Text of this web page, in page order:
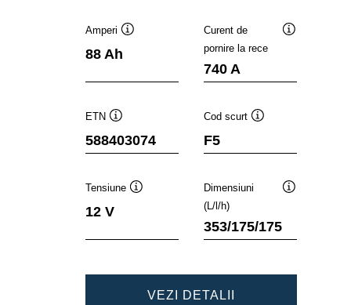
Amperi
88 Ah
Curent de
pornire la rece
740 A
ETN
588403074
Cod scurt
F5
Tensiune
12 V
Dimensiuni
(L/l/h)
353/175/175
VEZI DETALII